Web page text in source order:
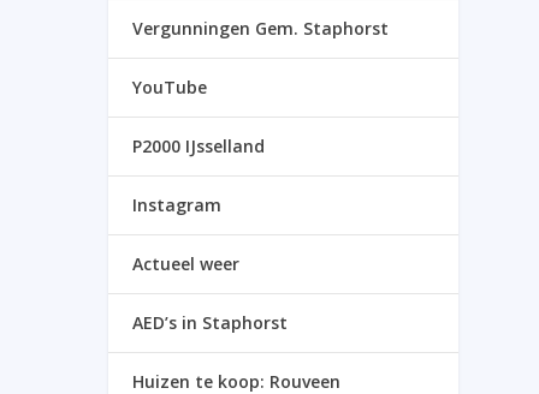
Vergunningen Gem. Staphorst
YouTube
P2000 IJsselland
Instagram
Actueel weer
AED’s in Staphorst
Huizen te koop: Rouveen